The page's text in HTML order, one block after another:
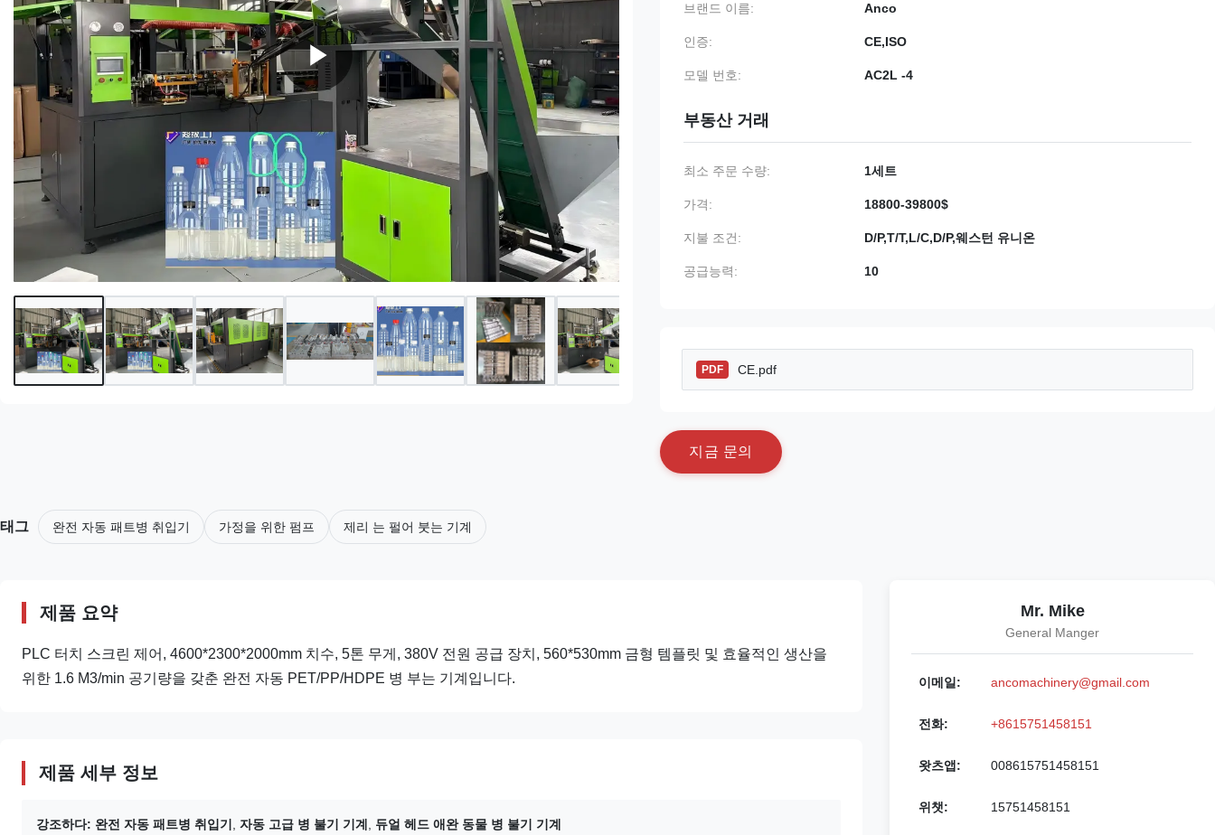
브랜드 이름: Anco
인증: CE,ISO
모델 번호: AC2L -4
부동산 거래
최소 주문 수량: 1세트
가격: 18800-39800$
지불 조건: D/P,T/T,L/C,D/P,웨스턴 유니온
공급능력: 10
PDF CE.pdf
지 금 문의
태그 완전 자동 패트병 취입기 가정을 위한 펌프 제리 는 펄어 붓는 기계
제품 요약
PLC 터치 스크린 제어, 4600*2300*2000mm 치수, 5톤 무게, 380V 전원 공급 장치, 560*530mm 금형 템플릿 및 효율적인 생산을
위한 1.6 M3/min 공기량을 갖춘 완전 자동 PET/PP/HDPE 병 부는 기계입니다.
제품 세부 정보
강조하다: 완전 자동 패트병 취입기 자동 고급 병 불기 기계 듀얼 헤드 애완 동물 병 불기 기계
Mr. Mike
General Manger
이메일: ancomachinery@gmail.com
전화: +8615751458151
왓츠앱: 008615751458151
위챗: 15751458151